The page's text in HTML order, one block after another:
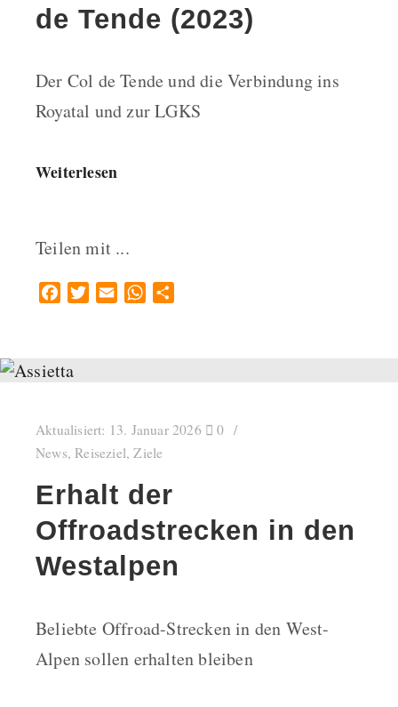
de Tende (2023)
Der Col de Tende und die Verbindung ins
Royatal und zur LGKS
Weiterlesen
Teilen mit ...
FacebookTwitterEmail WhatsApp
Aktualisiert: 13. Januar 2026
0
News,Reiseziel,Ziele
Erhalt der
Offroadstrecken in den
Westalpen
Beliebte Offroad-Strecken in den West-
Alpen sollen erhalten bleiben